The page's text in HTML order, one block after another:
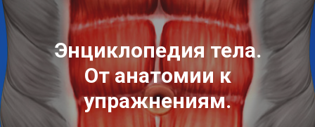
Энциклопедия тела.
От анатомии к
упражнениям.